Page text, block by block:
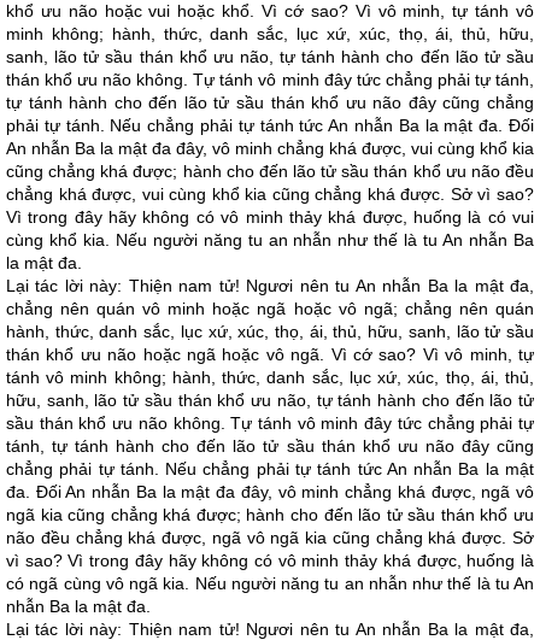
khổ ưu não hoặc vui hoặc khổ. Vì cớ sao? Vì vô minh, tự tánh vô
minh không; hành, thức, danh sắc, lục xứ, xúc, thọ, ái, thủ, hữu,
sanh, lão tử sầu thán khổ ưu não, tự tánh hành cho đến lão tử sầu
thán khổ ưu não không. Tự tánh vô minh đây tức chẳng phải tự tánh,
tự tánh hành cho đến lão tử sầu thán khổ ưu não đây cũng chẳng
phải tự tánh. Nếu chẳng phải tự tánh tức An nhẫn Ba la mật đa. Đối
An nhẫn Ba la mật đa đây, vô minh chẳng khá được, vui cùng khổ kia
cũng chẳng khá được; hành cho đến lão tử sầu thán khổ ưu não đều
chẳng khá được, vui cùng khổ kia cũng chẳng khá được. Sở vì sao?
Vì trong đây hãy không có vô minh thảy khá được, huống là có vui
cùng khổ kia. Nếu người năng tu an nhẫn như thế là tu An nhẫn Ba
la mật đa.
Lại tác lời này: Thiện nam tử! Ngươi nên tu An nhẫn Ba la mật đa,
chẳng nên quán vô minh hoặc ngã hoặc vô ngã; chẳng nên quán
hành, thức, danh sắc, lục xứ, xúc, thọ, ái, thủ, hữu, sanh, lão tử sầu
thán khổ ưu não hoặc ngã hoặc vô ngã. Vì cớ sao? Vì vô minh, tự
tánh vô minh không; hành, thức, danh sắc, lục xứ, xúc, thọ, ái, thủ,
hữu, sanh, lão tử sầu thán khổ ưu não, tự tánh hành cho đến lão tử
sầu thán khổ ưu não không. Tự tánh vô minh đây tức chẳng phải tự
tánh, tự tánh hành cho đến lão tử sầu thán khổ ưu não đây cũng
chẳng phải tự tánh. Nếu chẳng phải tự tánh tức An nhẫn Ba la mật
đa. Đối An nhẫn Ba la mật đa đây, vô minh chẳng khá được, ngã vô
ngã kia cũng chẳng khá được; hành cho đến lão tử sầu thán khổ ưu
não đều chẳng khá được, ngã vô ngã kia cũng chẳng khá được. Sở
vì sao? Vì trong đây hãy không có vô minh thảy khá được, huống là
có ngã cùng vô ngã kia. Nếu người năng tu an nhẫn như thế là tu An
nhẫn Ba la mật đa.
Lại tác lời này: Thiện nam tử! Ngươi nên tu An nhẫn Ba la mật đa,